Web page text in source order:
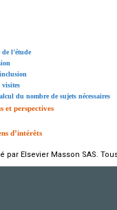
l’étude
visites
du nombre de sujets nécessaires
et perspectives
d’intérêts
par Elsevier Masson SAS.